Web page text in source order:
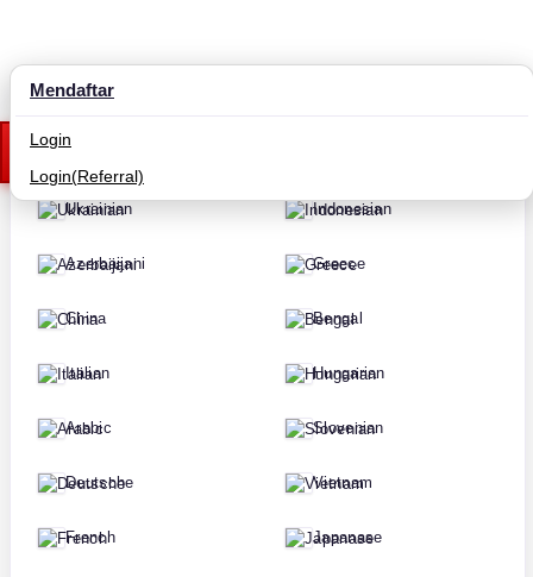
Russian
Ukrainian
Azerbaijani
China
Italian
Arabic
Deutsche
French
Indonesian
Greece
Bengal
Hungarian
Slovenian
Vietnam
Japanase
Mendaftar
Login
Login(Referral)